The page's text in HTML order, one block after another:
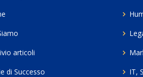
articoli
di Successo
IT,